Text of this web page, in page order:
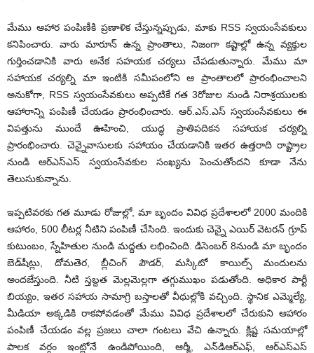
మేము ఆహార పంపిణీకి ప్ర‌ణాళిక చేస్తున్నప్పుడు, మాకు RSS స్వ‌యంసేవ‌కులు
కనిపించారు. వారు మారూన్ ఉన్న ప్రాంతాలు, నిజంగా కష్టాల్లో ఉన్న వ్యక్తుల
గుర్తించ‌డానికి వారు అనేక స‌హ‌య‌క చ‌ర్య‌లు చేప‌డుతున్నారు. మేము మా
స‌హాయ‌క చ‌ర్య‌ల్ని మా ఇంటికి సమీపంలోని ఆ ప్రాంతాలలో ప్రారంభించాల‌ని
అనుకోగా, RSS స్వ‌యంసేవ‌కులు అప్పటికే గ‌త 3రోజుల నుండి నిరాశ్రయులకు
ఆహారాన్ని పంపిణీ చేయడం ప్రారంభించారు. ఆర్‌.ఎస్‌.ఎస్ స్వ‌యంసేవ‌కులు ఈ
విపత్తును ముందే ఊహించి, యుద్ధ ప్రాతిపదికన స‌హాయ‌క చ‌ర్య‌ల్ని
ప్రారంభించారు. చెన్నైవాసులకు సహాయం చేయడానికి ఇతర ఉత్తరాది రాష్ట్రాల
నుండి ఆర్‌ఎస్‌ఎస్ స్వ‌యంసేవ‌కుల సంఖ్య‌ను పెంచుతోందని కూడా నేను
తెలుసుకున్నాను.
ఇప్పటివరకు గత మూడు రోజుల్లో, మా బృందం వివిధ ప్రదేశాలలో 2000 మందికి
ఆహారం, 500 లీటర్ల నీటిని పంపిణీ చేసింది. ఇందుకు చెన్నై ఎయిర్ వెటరన్ గ్రూప్
కుటుంబం, స్నేహితుల నుండి మద్దతు ల‌భించింది. డిసెంబర్ 8నుండి మా బృందం
బెడ్‌షీట్లు, దోమతెర, బ్లీచింగ్ పౌడర్, మస్కిటో కాయిల్స్ మందులను
అందజేస్తుంది. నీటి స్తబ్దత మెల్లమెల్లగా తగ్గుముఖం పడుతోంది. అధికార పార్టీ
బియ్యం, ఇతర సహాయ సామాగ్రి బస్తాలతో వీధుల్లోకి వచ్చింది. స్థానిక ఎమ్మెల్యే,
మీడియా అక్కడికి రాకపోవడంతో మేము వివిధ ప్రదేశాలలో చేరుకుని ఆహారం
పంపిణీ చేయ‌డం వ‌ల్ల ప్ర‌జ‌లు చాలా గంటలు వేచి ఉన్నారు. క్లిష్ట సమయాల్లో
పాలక వర్గం ఇంట్లోనే ఉండిపోయింది, ఆర్మీ, ఎన్‌డిఆర్‌ఎఫ్, ఆర్‌ఎస్‌ఎస్